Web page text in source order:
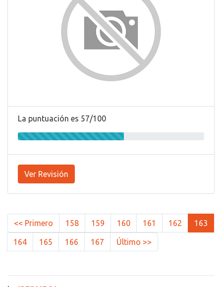
La puntuación es 57/100
Ver Revisión
<< Primero 158 159 160 161 162 163
164 165 166 167 Último >>